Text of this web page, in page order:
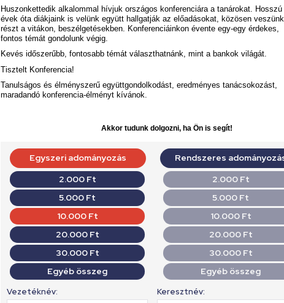
Huszonkettedik alkalommal hívjuk országos konferenciára a tanárokat. Hosszú
évek óta diákjaink is velünk együtt hallgatják az előadásokat, közösen veszünk
részt a vitákon, beszélgetésekben. Konferenciáinkon évente egy-egy érdekes,
fontos témát gondolunk végig.
Kevés időszerűbb, fontosabb témát választhatnánk, mint a bankok világát.
Tisztelt Konferencia!
Tanulságos és élményszerű együttgondolkodást, eredményes tanácsokozást,
maradandó konferencia-élményt kívánok.
Akkor tudunk dolgozni, ha Ön is segít!